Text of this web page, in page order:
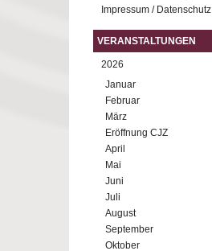
Impressum / Datenschutz
VERANSTALTUNGEN
2026
Januar
Februar
März
Eröffnung CJZ
April
Mai
Juni
Juli
August
September
Oktober